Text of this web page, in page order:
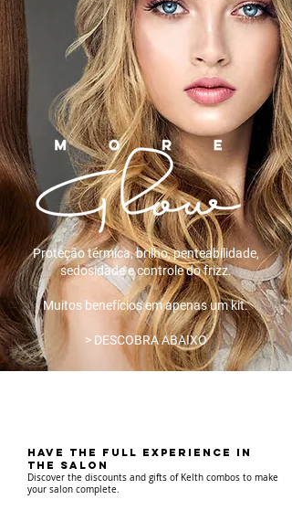
Proteção térmica, brilho, penteabilidade,
sedosidade e controle do frizz.
Muitos benefícios em apenas um kit.
> DESCOBRA ABAIXO
have the full experience IN
THE SALON
Discover the discounts and gifts of Kelth combos to make
your salon complete.